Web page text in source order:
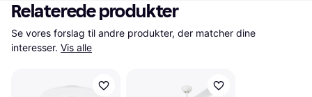
Relaterede produkter
Se vores forslag til andre produkter, der matcher dine
interesser. Vis alle